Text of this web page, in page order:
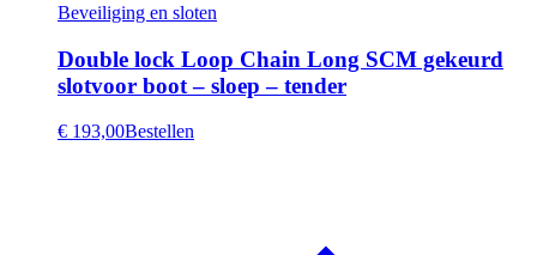
Beveiliging en sloten
Double lock Loop Chain Long SCM gekeurd
slotvoor boot – sloep – tender
€ 193,00Bestellen